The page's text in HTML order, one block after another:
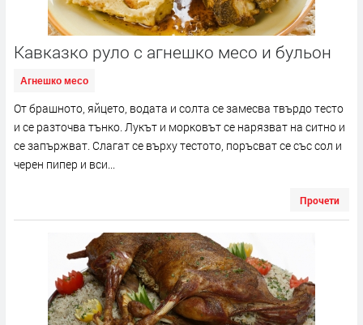
Кавказко руло с агнешко месо и бульон
Агнешко месо
От брашното, яйцето, водата и солта се замесва твърдо тесто
и се разточва тънко. Лукът и морковът се нарязват на ситно и
се запържват. Слагат се върху тестото, поръсват се със сол и
черен пипер и вси...
Прочети